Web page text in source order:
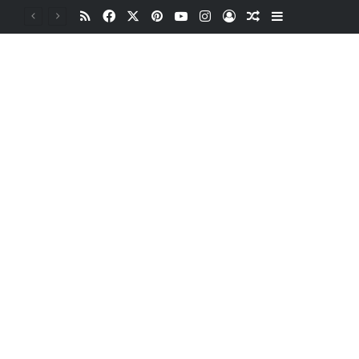
RSSFacebookPinterestYouTubeInstagramOturum aç
Rastgele Makale
Kenar